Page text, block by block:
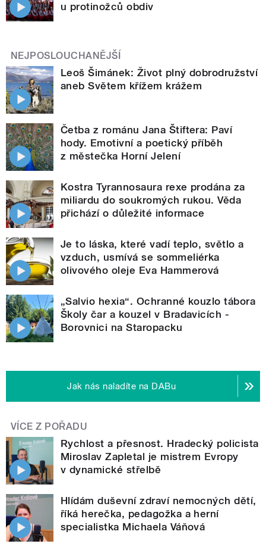
u protinožců obdiv
NEJPOSLOUCHANĚJŠÍ
Leoš Šimánek: Život plný dobrodružství
aneb Světem křížem krážem
Četba z románu Jana Štiftera: Paví
hody. Emotivní a poetický příběh
z městečka Horní Jelení
Kostra Tyrannosaura rexe prodána za
miliardu do soukromých rukou. Věda
přichází o důležité informace
Je to láska, které vadí teplo, světlo a
vzduch, usmívá se sommeliérka
olivového oleje Eva Hammerová
„Salvio hexia“. Ochranné kouzlo tábora
Školy čar a kouzel v Bradavicích -
Borovnici na Staropacku
Jak nás naladíte na DABu
VÍCE Z POŘADU
Rychlost a přesnost. Hradecký policista
Miroslav Zapletal je mistrem Evropy
v dynamické střelbě
Hlídám duševní zdraví nemocných dětí,
říká herečka, pedagožka a herní
specialistka Michaela Váňová